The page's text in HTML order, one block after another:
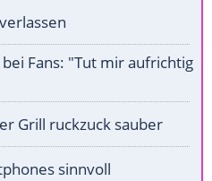
Fans: "Tut mir aufrichtig
Grill ruckzuck sauber
sinnvoll